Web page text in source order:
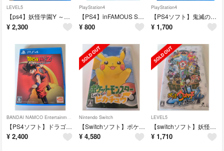
LEVEL5
【ps4】妖怪学園Y ～ワイワイ学園生活～妖怪ウォッチ
¥ 2,300
PlayStation4
【PS4】inFAMOUS Second Son（インファマス セカンド サン）
¥ 800
PlayStation4
【PS4ソフト】鬼滅の刃 ヒノカミ血風譚
¥ 1,700
BANDAI NAMCO Entertainment
【PS4ソフト】ドラゴンボールZ KAKAROT カカロット
¥ 2,400
Nintendo Switch
【Switchソフト】ポケットモンスター レッツゴーピカチュウ Lets Go
¥ 4,580
LEVEL5
【switchソフト】妖怪ウォッチ4 ぼくらは同じ空を見上げている
¥ 1,710